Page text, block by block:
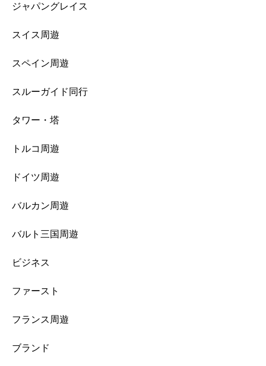
ジャパングレイス
スイス周遊
スペイン周遊
スルーガイド同行
タワー・塔
トルコ周遊
ドイツ周遊
バルカン周遊
バルト三国周遊
ビジネス
ファースト
フランス周遊
ブランド